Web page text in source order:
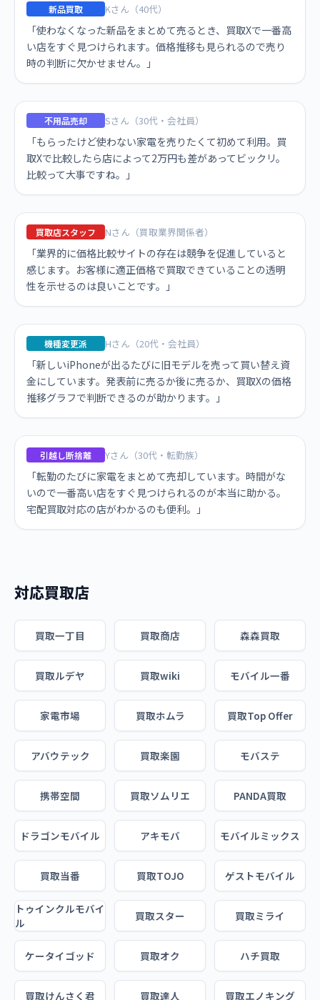
新品買取 Kさん（40代）
「使わなくなった新品をまとめて売るとき、買取Xで一番高
い店をすぐ見つけられます。価格推移も見られるので売り
時の判断に欠かせません。」
不用品売却 Sさん（30代・会社員）
「もらったけど使わない家電を売りたくて初めて利用。買
取Xで比較したら店によって2万円も差があってビックリ。
比較って大事ですね。」
買取店スタッフ Nさん（買取業界関係者）
「業界的に価格比較サイトの存在は競争を促進していると
感じます。お客様に適正価格で買取できていることの透明
性を示せるのは良いことです。」
機種変更派 Hさん（20代・会社員）
「新しいiPhoneが出るたびに旧モデルを売って買い替え資
金にしています。発表前に売るか後に売るか、買取Xの価格
推移グラフで判断できるのが助かります。」
引越し断捨離 Yさん（30代・転勤族）
「転勤のたびに家電をまとめて売却しています。時間がな
いので一番高い店をすぐ見つけられるのが本当に助かる。
宅配買取対応の店がわかるのも便利。」
対応買取店
買取一丁目 買取商店 森森買取
買取ルデヤ 買取wiki モバイル一番
家電市場 買取ホムラ 買取Top Offer
アバウテック 買取楽園 モバステ
携帯空間 買取ソムリエ PANDA買取
ドラゴンモバイル アキモバ モバイルミックス
買取当番 買取TOJO ゲストモバイル
トゥインクルモバイ
ル
買取スター 買取ミライ
ケータイゴッド 買取オク ハチ買取
買取けんさく君 買取達人 買取エノキング